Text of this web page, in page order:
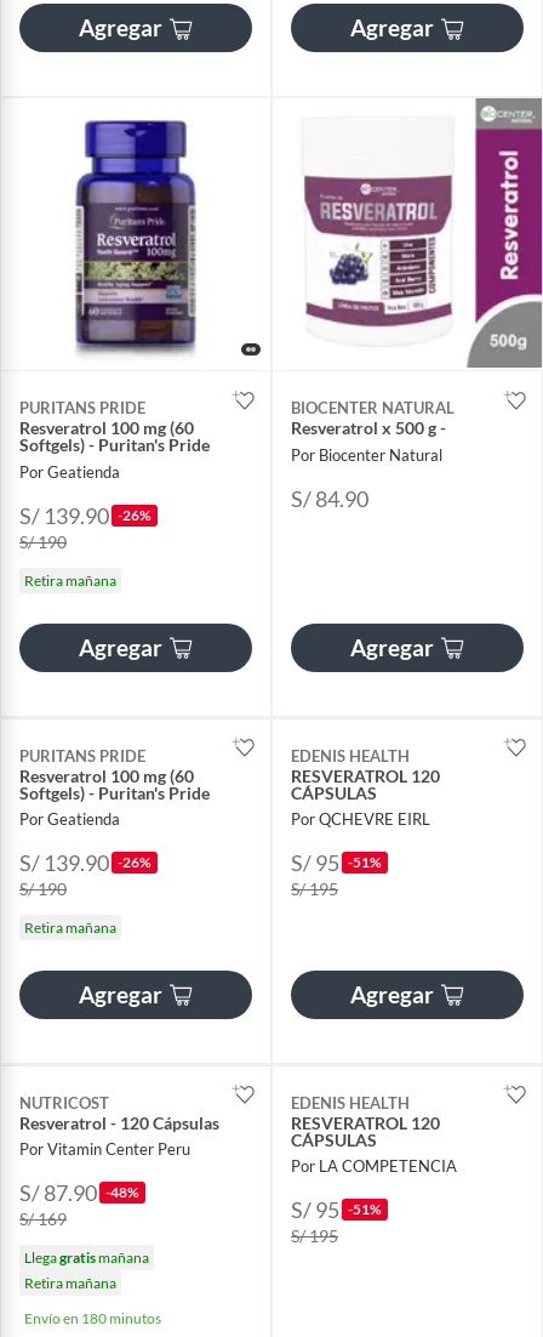
Agregar Agregar
PURITANS PRIDE
Resveratrol 100 mg (60
Softgels) - Puritan's Pride
Por Geatienda
S/ 139.90 -26%
S/ 190
Retira mañana
Agregar
BIOCENTER NATURAL
Resveratrol x 500 g -
Por Biocenter Natural
S/ 84.90
Agregar
PURITANS PRIDE
Resveratrol 100 mg (60
Softgels) - Puritan's Pride
Por Geatienda
S/ 139.90 -26%
S/ 190
Retira mañana
Agregar
EDENIS HEALTH
RESVERATROL 120
CÁPSULAS
Por QCHEVRE EIRL
S/ 95 -51%
S/ 195
Agregar
NUTRICOST
Resveratrol - 120 Cápsulas
Por Vitamin Center Peru
S/ 87.90 -48%
S/ 169
Llegagratismañana
Retira mañana
Envío en 180 minutos
EDENIS HEALTH
RESVERATROL 120
CÁPSULAS
Por LA COMPETENCIA
S/ 95 -51%
S/ 195